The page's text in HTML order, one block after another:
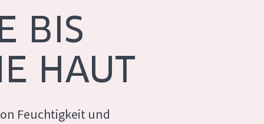
BIS
HAUT
Feuchtigkeit und